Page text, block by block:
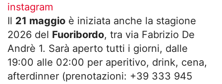
instagram
Il 21 maggio è iniziata anche la stagione
2026 del Fuoribordo, tra via Fabrizio De
Andrè 1. Sarà aperto tutti i giorni, dalle
19:00 alle 02:00 per aperitivo, drink, cena,
afterdinner (prenotazioni: +39 333 945